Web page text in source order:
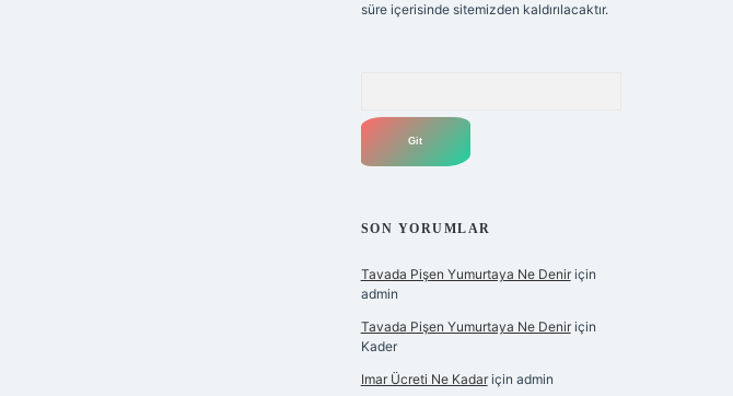
süre içerisinde sitemizden kaldırılacaktır.
SON YORUMLAR
Tavada Pişen Yumurtaya Ne Deniriçin
admin
Tavada Pişen Yumurtaya Ne Deniriçin
Kader
Imar Ücreti Ne Kadariçin admin